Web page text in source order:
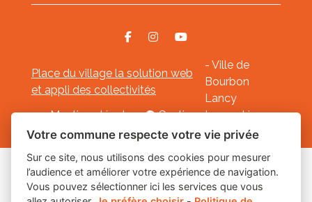
Place du village la solution web
et appli des collectivités
- Ville de
Bourbon
Lancy
Mentions légales- Gestion des cookies
Les labels
Votre commune respecte votre vie privée
Sur ce site, nous utilisons des cookies pour mesurer
l’audience et améliorer votre expérience de navigation.
Vous pouvez sélectionner ici les services que vous